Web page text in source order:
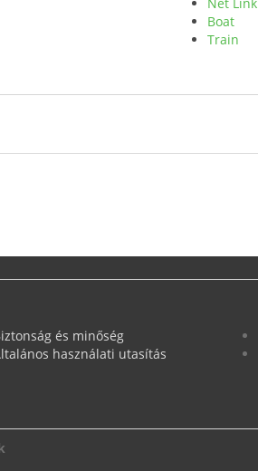
Boat
Train
és minőség
használati utasítás